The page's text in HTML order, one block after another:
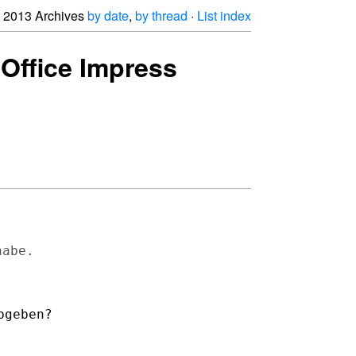
2013 Archivesby date, by thread · List index
Impress